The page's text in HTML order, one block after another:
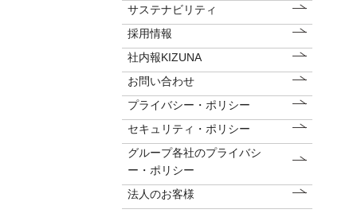
サステナビリティ
採用情報
社内報KIZUNA
お問い合わせ
プライバシー・ポリシー
セキュリティ・ポリシー
グループ各社のプライバシ
ー・ポリシー
法人のお客様